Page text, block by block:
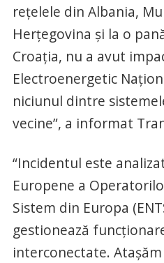
rețelele din Albania,
Herțegovina și la o
Croația, nu a avut
Electroenergetic
niciunul dintre
vecine”, a informat
“Incidentul este
Europene a
Sistem din Europa
gestionează
interconectate.